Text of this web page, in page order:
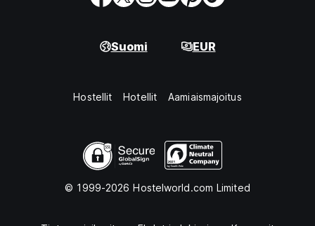
Suomi EUR
Hostellit Hotellit Aamiaismajoitus
© 1999-2026 Hostelworld.com Limited